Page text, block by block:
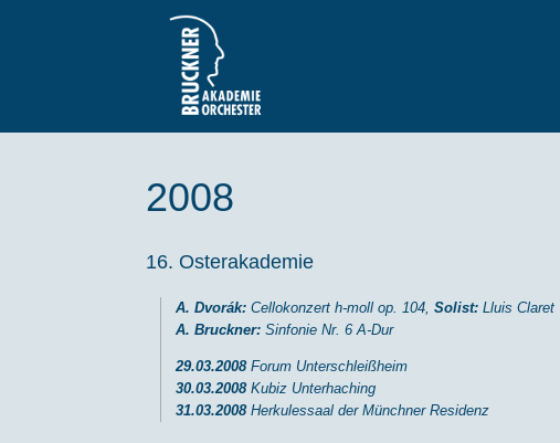
2008
16. Osterakademie
A. Dvorák: Cellokonzert h-moll op. 104, Solist: Lluis Claret
A. Bruckner: Sinfonie Nr. 6 A-Dur
29.03.2008 Forum Unterschleißheim
30.03.2008 Kubiz Unterhaching
31.03.2008 Herkulessaal der Münchner Residenz